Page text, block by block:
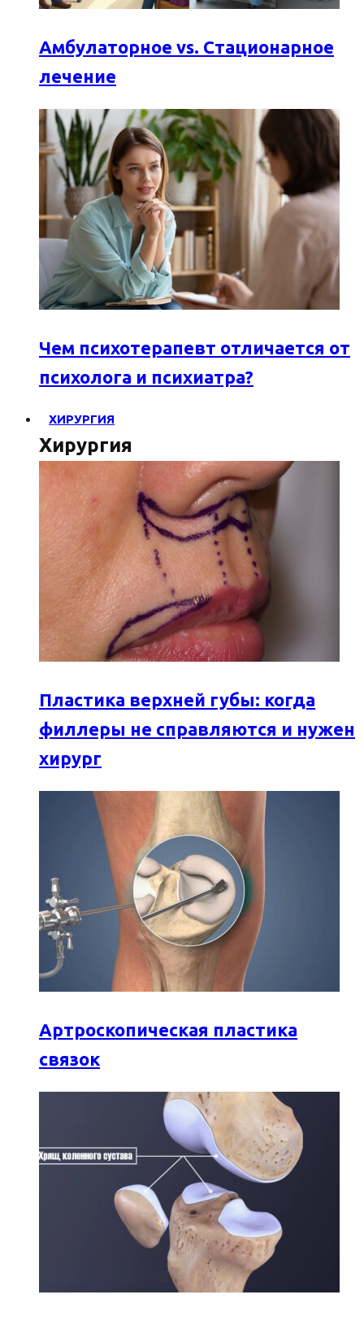
Амбулаторное vs. Стационарное
лечение
Чем психотерапевт отличается от
психолога и психиатра?
ХИРУРГИЯ
Хирургия
Пластика верхней губы: когда
филлеры не справляются и нужен
хирург
Артроскопическая пластика
связок